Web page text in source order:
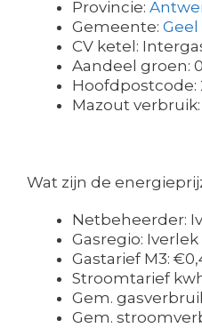
Provincie:
Gemeente: Geel
CV ketel:
Aandeel groen:
Hoofdpostcode:
Mazout
Wat zijn de
Netbeheerder:
Gasregio: Iverlek
Gastarief M3:
Stroomtarief
Gem.
Gem.